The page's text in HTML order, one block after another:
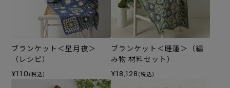
ブランケット＜星月夜＞
（レシピ）
¥110 (税込)
ブランケット＜睡蓮＞（編
み物 材料セット）
¥18,128 (税込)